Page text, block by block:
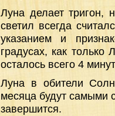
Луна делает тригон,
светил всегда
указанием и
градусах, как
осталось всего 4
Луна в обители
месяца будут самыми
завершится.